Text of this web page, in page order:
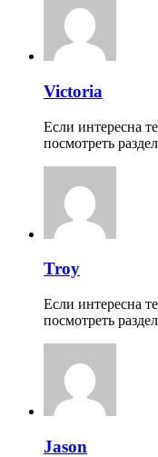
Victoria
Если интересна
посмотреть
Troy
Если интересна
посмотреть
Jason